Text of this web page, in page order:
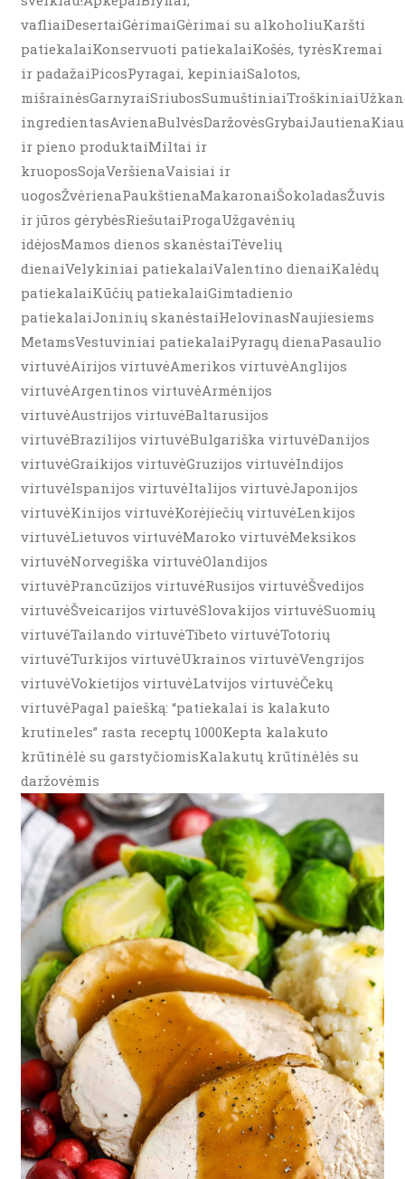
vafliaiDesertaiGėrimaiGėrimai su alkoholiuKaršti
patiekalaiKonservuoti patiekalaiKošės, tyrėsKremai
ir padažaiPicosPyragai, kepiniaiSalotos,
ir pieno produktaiMiltai ir
kruoposSojaVeršienaVaisiai ir
uogosŽvėrienaPaukštienaMakaronaiŠokoladasŽuvis
ir jūros gėrybėsRiešutaiProgaUžgavėnių
idėjosMamos dienos skanėstaiTėvelių
dienaiVelykiniai patiekalaiValentino dienaiKalėdų
patiekalaiKūčių patiekalaiGimtadienio
patiekalaiJoninių skanėstaiHelovinasNaujiesiems
MetamsVestuviniai patiekalaiPyragų dienaPasaulio
virtuvėAirijos virtuvėAmerikos virtuvėAnglijos
virtuvėArgentinos virtuvėArmėnijos
virtuvėAustrijos virtuvėBaltarusijos
virtuvėBrazilijos virtuvėBulgariška virtuvėDanijos
virtuvėGraikijos virtuvėGruzijos virtuvėIndijos
virtuvėIspanijos virtuvėItalijos virtuvėJaponijos
virtuvėKinijos virtuvėKorėjiečių virtuvėLenkijos
virtuvėLietuvos virtuvėMaroko virtuvėMeksikos
virtuvėNorvegiška virtuvėOlandijos
virtuvėPrancūzijos virtuvėRusijos virtuvėŠvedijos
virtuvėŠveicarijos virtuvėSlovakijos virtuvėSuomių
virtuvėTailando virtuvėTibeto virtuvėTotorių
virtuvėTurkijos virtuvėUkrainos virtuvėVengrijos
virtuvėVokietijos virtuvėLatvijos virtuvėČekų
virtuvėPagal paiešką: “patiekalai is kalakuto
krutineles” rasta receptų 1000Kepta kalakuto
krūtinėlė su garstyčiomisKalakutų krūtinėlės su
daržovėmis